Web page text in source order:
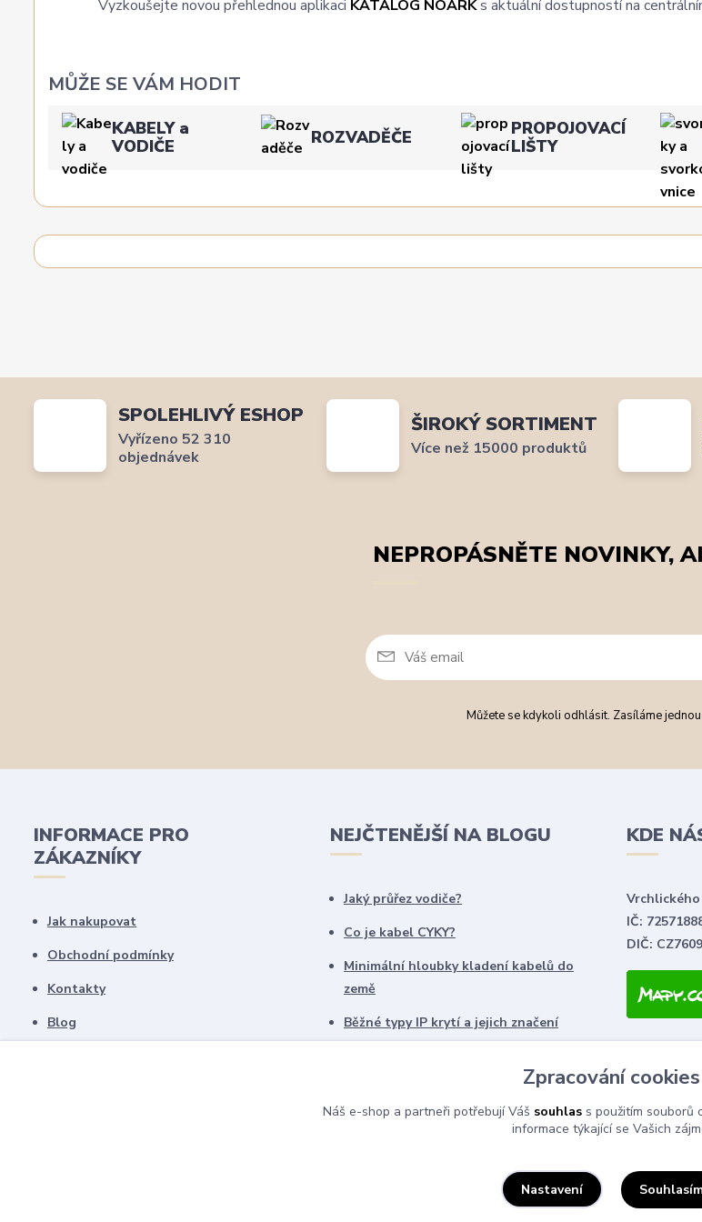
Vyzkoušejte novou přehlednou aplikaci KATALOG NOARKs aktuální dostupností na
MŮŽE SE VÁM HODIT
KABELY a
VODIČE
ROZVADĚČE
PROPOJOVACÍ
LIŠTY
SPOLEHLIVÝ ESHOP
Vyřízeno 52 310
objednávek
ŠIROKÝ SORTIMENT
Více než 15000 produktů
NEPROPÁSNĚTE NOVINKY,
Můžete se kdykoli odhlásit. Zasíláme
INFORMACE PRO
ZÁKAZNÍKY
Jak nakupovat
Obchodní podmínky
Kontakty
Blog
NEJČTENĚJŠÍ NA BLOGU
Jaký průřez vodiče?
Co je kabel CYKY?
Minimální hloubky kladení kabelů do
země
Běžné typy IP krytí a jejich značení
KDE
Vrchlického
IČ:
DIČ:
Zpracování cookies
Náš e-shop a partneři potřebují Váš souhlass použitím souborů
informace týkající se Vašich
Nastavení